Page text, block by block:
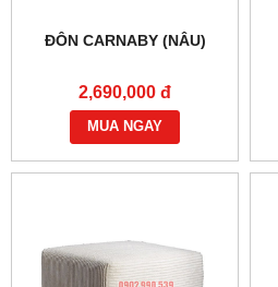
ĐÔN CARNABY (NÂU)
2,690,000 đ
MUA NGAY